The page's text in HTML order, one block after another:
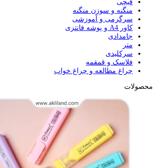
قیچی
منگنه و سوزن منگنه
سرگرمی و آموزشی
کاور A4 و پوشه فانتزی
جامدادی
متر
سرکلیدی
فلاسک و قمقمه
چراغ مطالعه و چراغ خواب
محصولات